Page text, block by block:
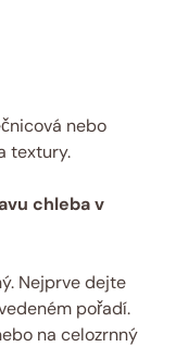
nebo
textury.
chleba v
Nejprve dejte
pořadí.
na celozrnný